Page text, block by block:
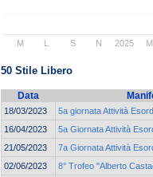
2025
M L S N M
50 Stile Libero
Data
18/03/2023
5a giornata Attività
16/04/2023
5a Giornata Attività
21/05/2023
7a Giornata Attività
02/06/2023
8° Trofeo "Alberto